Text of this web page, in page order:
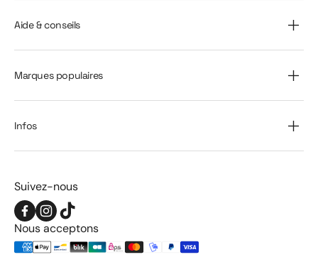
Aide & conseils
Marques populaires
Infos
Suivez-nous
Facebook
Instagram
TikTok
Nous acceptons